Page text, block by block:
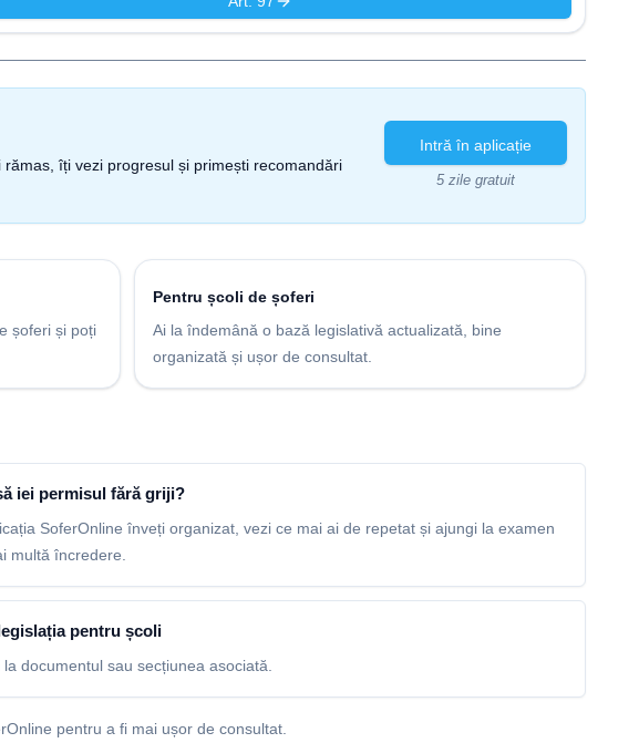
îți vezi progresul și primești recomandări
Intră în aplicație
5 zile gratuit
șoferi și poți
Pentru școli de șoferi
Ai la îndemână o bază legislativă actualizată, bine
organizată și ușor de consultat.
iei permisul fără griji?
SoferOnline înveți organizat, vezi ce mai ai de repetat și ajungi la examen
multă încredere.
pentru școli
la documentul sau secțiunea asociată.
pentru a fi mai ușor de consultat.